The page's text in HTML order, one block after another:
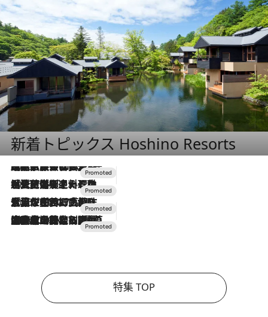
新着トピックス Hoshino Resorts
2026.7.31
【ホテル帰省】という選択肢をOMOが提案。家族とほどよい距離を保つには「昼は実家、夜は気兼ねなくホテルで！」
2026.7.24
【夏限定ディナーコース】旬を迎える稚鮎や花ズッキーニなどをイタリア・トスカーナの郷土料理の手法で満喫！
2026.7.17
「土佐和ハーブかき氷」がOMO7高知に登場！生姜、山椒、大葉など目にも舌にも涼を呼ぶ郷土の味
2026.7.10
NEW OPEN！【界 草津】名湯の地に誕生。趣の異なる2種の温泉と上州ならではの会席・蕎麦割烹など美食を味わう究極の癒やし旅
特集 TOP